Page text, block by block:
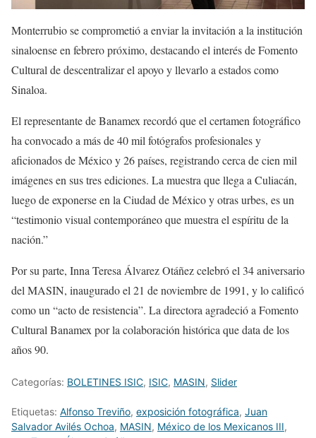
Monterrubio se comprometió a enviar la invitación a la institución
sinaloense en febrero próximo, destacando el interés de Fomento
Cultural de descentralizar el apoyo y llevarlo a estados como
Sinaloa.
El representante de Banamex recordó que el certamen fotográfico
ha convocado a más de 40 mil fotógrafos profesionales y
aficionados de México y 26 países, registrando cerca de cien mil
imágenes en sus tres ediciones. La muestra que llega a Culiacán,
luego de exponerse en la Ciudad de México y otras urbes, es un
“testimonio visual contemporáneo que muestra el espíritu de la
nación.”
Por su parte, Inna Teresa Álvarez Otáñez celebró el 34 aniversario
del MASIN, inaugurado el 21 de noviembre de 1991, y lo calificó
como un “acto de resistencia”. La directora agradeció a Fomento
Cultural Banamex por la colaboración histórica que data de los
años 90.
Categorías: BOLETINES ISIC, ISIC, MASIN, Slider
Etiquetas: Alfonso Treviño, exposición fotográfica, Juan
Salvador Avilés Ochoa, MASIN, México de los Mexicanos III,